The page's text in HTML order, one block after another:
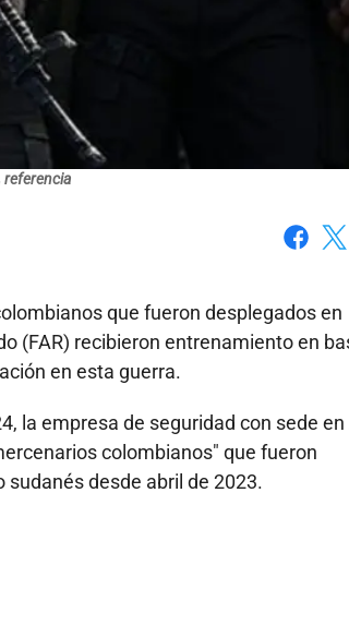
referencia
que fueron desplegados en
(FAR) recibieron entrenamiento en
en esta guerra.
la empresa de seguridad con sede en
colombianos" que fueron
sudanés desde abril de 2023.